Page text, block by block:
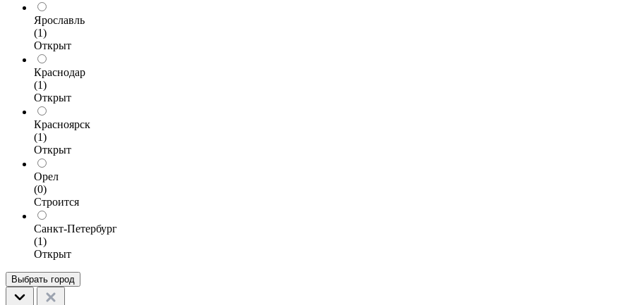
Ярославль
(1)
Открыт
Краснодар
(1)
Открыт
Красноярск
(1)
Открыт
Орел
(0)
Строится
Санкт-Петербург
(1)
Открыт
Выбрать город